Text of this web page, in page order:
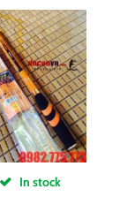
In stock